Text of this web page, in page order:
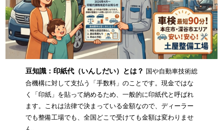
豆知識：印紙代（いんしだい）とは？ 国や自動車技術総
合機構に対して支払う「手数料」のことです。現金ではな
く「印紙」を貼って納めるため、一般的に印紙代と呼ばれ
ます。これは法律で決まっている金額なので、ディーラー
でも整備工場でも、全国どこで受けても金額は変わりませ